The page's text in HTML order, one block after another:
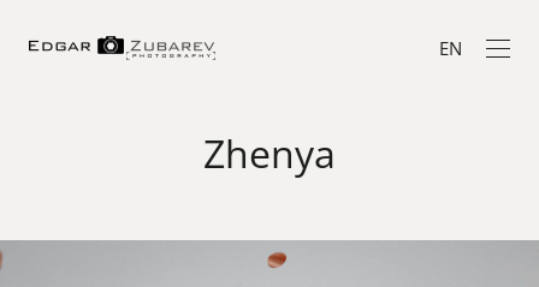
EN
Zhenya